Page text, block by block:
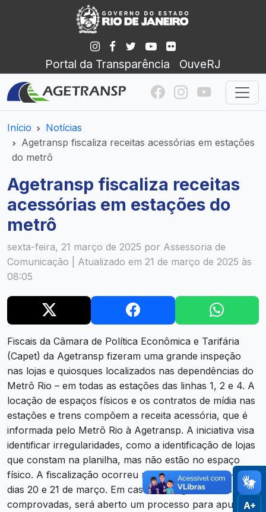
Portal da Transparência OuveRJ
Início
Notícias
Agetransp fiscaliza receitas acessórias em estações
do metrô
Agetransp fiscaliza receitas
acessórias em estações do
metrô
sexta-feira, 21 março de 2025 por Assessoria de
Comunicação | Atualizado em 21 de março de 2025 às
08:05
Fiscais da Câmara de Política Econômica e Tarifária
(Capet) da Agetransp fizeram uma grande inspeção
nas lojas e quiosques localizados nas dependências do
Metrô Rio – em todas as estações das linhas 1, 2 e 4. A
locação de espaços físicos e os contratos de mídia nas
estações e trens compõem a receita acessória, que é
informada pelo Metrô Rio à Agetransp. A iniciativa visa
identificar irregularidades, como a identificação de lojas
que constam na planilha, mas não estão no espaço
físico. A fiscalização ocorreu nesta quinta e sexta-feira,
dias 20 e 21 de março. Em caso de irregularidades
comprovadas, será aberto um processo para apurarA+